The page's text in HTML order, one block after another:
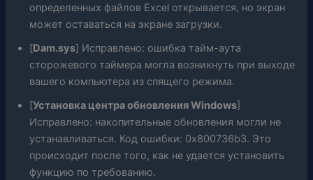
определенных файлов Excel открывается, но экран
может оставаться на экране загрузки.
[Dam.sys] Исправлено: ошибка тайм-аута
сторожевого таймера могла возникнуть при выходе
вашего компьютера из спящего режима.
[Установка центра обновления Windows]
Исправлено: накопительные обновления могли не
устанавливаться. Код ошибки: 0x800736b3. Это
происходит после того, как не удается установить
функцию по требованию.